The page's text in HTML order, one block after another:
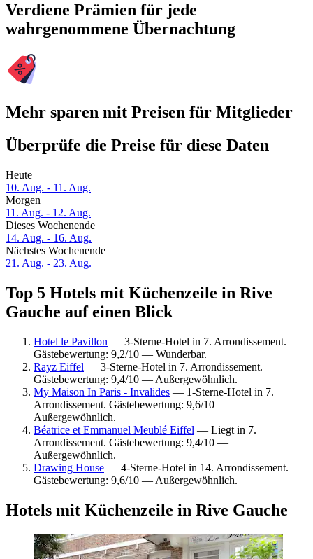
Verdiene Prämien für jede
wahrgenommene Übernachtung
Mehr sparen mit Preisen für Mitglieder
Überprüfe die Preise für diese Daten
Heute
10. Aug. - 11. Aug.
Morgen
11. Aug. - 12. Aug.
Dieses Wochenende
14. Aug. - 16. Aug.
Nächstes Wochenende
21. Aug. - 23. Aug.
Top 5 Hotels mit Küchenzeile in Rive
Gauche auf einen Blick
Hotel le Pavillon — 3-Sterne-Hotel in 7. Arrondissement.
Gästebewertung: 9,2/10 — Wunderbar.
Rayz Eiffel — 3-Sterne-Hotel in 7. Arrondissement.
Gästebewertung: 9,4/10 — Außergewöhnlich.
My Maison In Paris - Invalides — 1-Sterne-Hotel in 7.
Arrondissement. Gästebewertung: 9,6/10 —
Außergewöhnlich.
Béatrice et Emmanuel Meublé Eiffel — Liegt in 7.
Arrondissement. Gästebewertung: 9,4/10 —
Außergewöhnlich.
Drawing House — 4-Sterne-Hotel in 14. Arrondissement.
Gästebewertung: 9,6/10 — Außergewöhnlich.
Hotels mit Küchenzeile in Rive Gauche